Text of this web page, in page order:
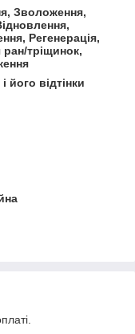
Зволоження,
Регенерація,
ран/тріщинок,
його відтінки